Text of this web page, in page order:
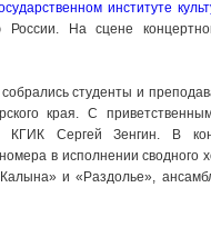
институте
На сцене
студенты и
края. С
КГИК Сергей Зенгин. В
в исполнении
и «Раздолье»,